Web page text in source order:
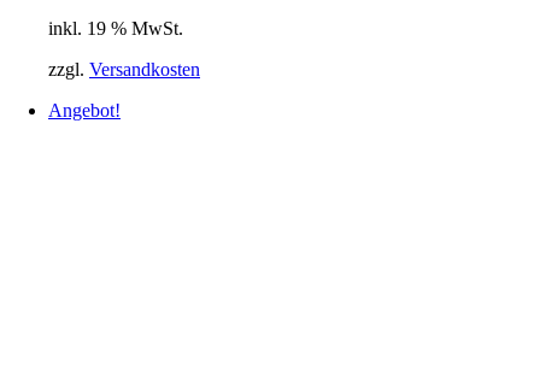
inkl. 19 % MwSt.
zzgl. Versandkosten
Angebot!